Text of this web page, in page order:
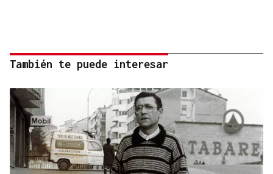
También te puede interesar